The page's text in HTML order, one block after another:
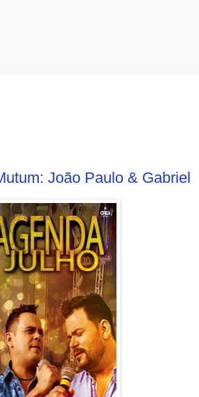
João Paulo & Gabriel